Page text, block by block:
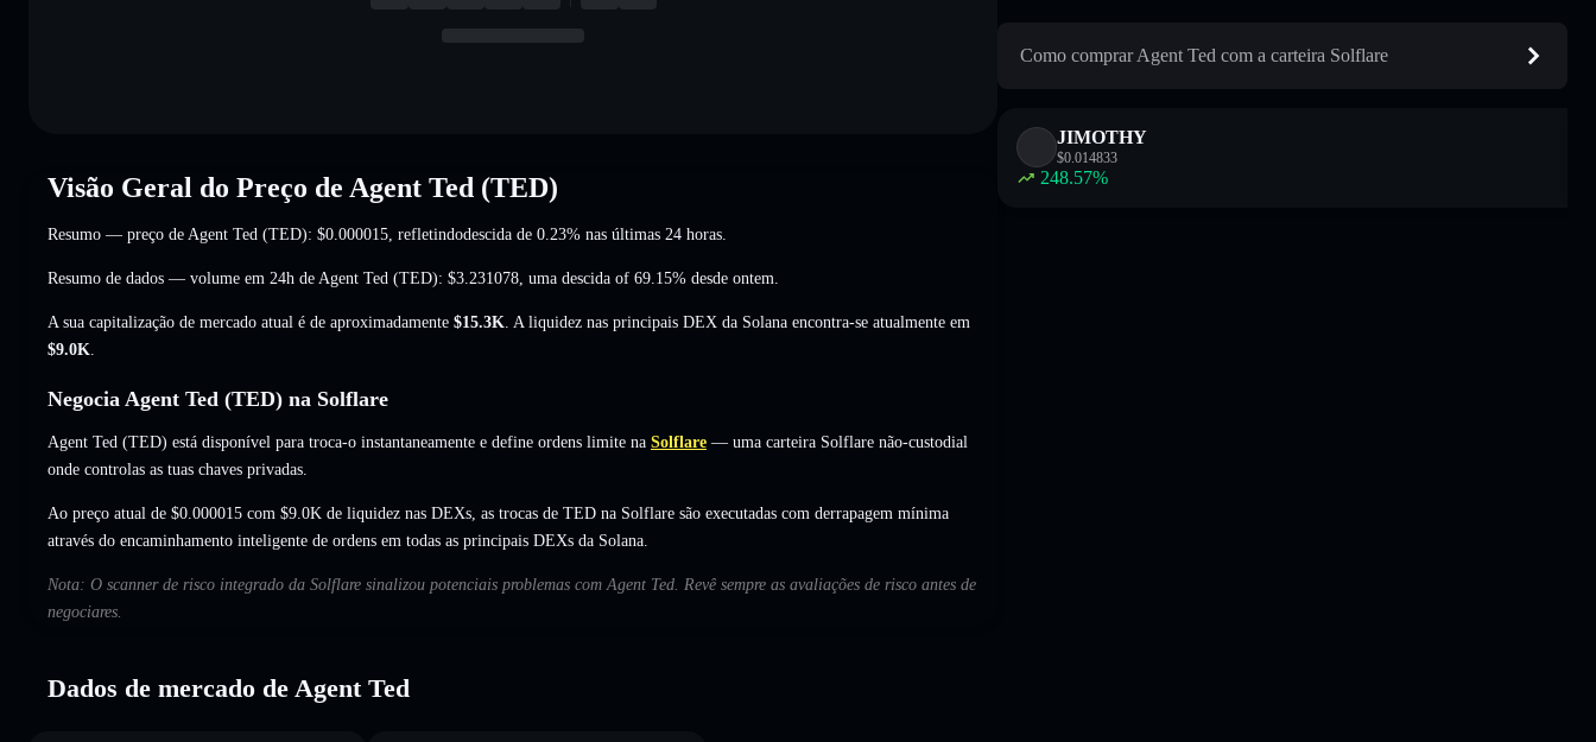
Visão Geral do Preço de Agent Ted (TED)
Resumo — preço de Agent Ted (TED): $0.000015 , refletindodescida de 0.23% nas últimas 24 horas.
Resumo de dados — volume em 24h de Agent Ted (TED): $3.231078 uma descida of 69.15% desde ontem.
A sua capitalização de mercado atual é de aproximadamente $15.3K . A liquidez nas principais DEX da Solana encontra-se atualmente em
$9.0K
Negocia Agent Ted (TED) na Solflare
Agent Ted (TED) está disponível para troca-o instantaneamente e define ordens limite na Solflare — uma carteira Solflare não-custodial
onde controlas as tuas chaves privadas.
Ao preço atual de $0.000015 com $9.0K de liquidez nas DEXs, as trocas de TED na Solflare são executadas com derrapagem mínima
através do encaminhamento inteligente de ordens em todas as principais DEXs da Solana.
Nota: O scanner de risco integrado da Solflare sinalizou potenciais problemas com Agent Ted. Revê sempre as avaliações de risco antes de
negociares.
Dados de mercado de Agent Ted
Como comprar Agent Ted com a carteira Solflare
JIMOTHY
$0.014833
248.57%